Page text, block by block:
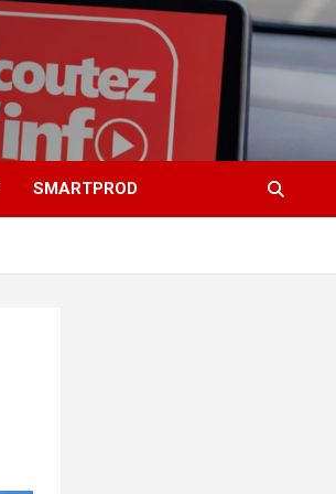
SMARTPROD